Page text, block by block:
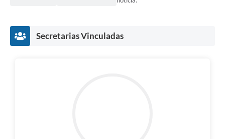
Secretarias Vinculadas